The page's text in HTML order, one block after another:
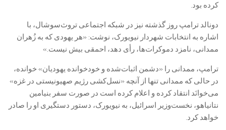
کرده بود.
دونالد ترامپ روز گذشته نیز در شبکه اجتماعی تروث‌سوشال، با
اشاره به انتخابات شهردار نیویورک، نوشت: «هر یهودی که به زُهران
ممدانی، نامزد دموکرات‌ها، رأی دهد، احمقی بیش نیست.»
ترامپ، ممدانی را «دشمن اثبات‌شده و خودخوانده یهودیان» خوانده،
در حالی که ممدانی تنها از آنچه «نسل‌کشی رژیم صهیونیستی در غزه»
می‌خوانَد انتقاد کرده و اعلام کرده است در صورت سفر بنیامین
نتانیاهو، نخست‌وزیر اسرائیل، به نیویورک، دستور دستگیری او را صادر
خواهد کرد.